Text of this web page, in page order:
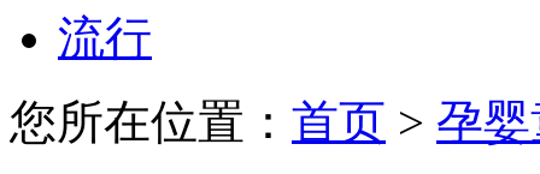
流行
您所在位置： 首页 > 孕